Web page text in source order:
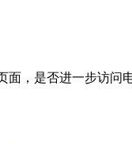
面，是否进一步访问